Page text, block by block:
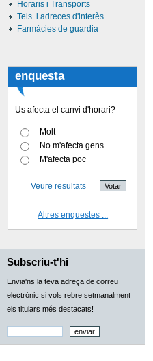
Horaris i Transports
Tels. i adreces d'interès
Farmàcies de guardia
enquesta
Us afecta el canvi d'horari?
Molt
No m'afecta gens
M'afecta poc
Veure resultats
Altres enquestes ...
Subscriu-t'hi
Envia'ns la teva adreça de correu
electrònic si vols rebre setmanalment
els titulars més destacats!